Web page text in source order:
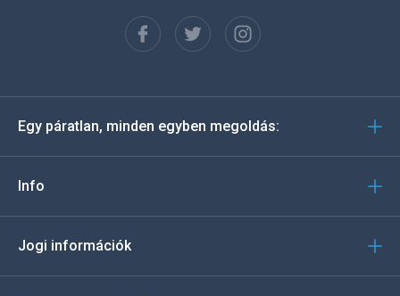
Español
Deutsch
Egy páratlan, minden egyben megoldás:
Info
Jogi információk